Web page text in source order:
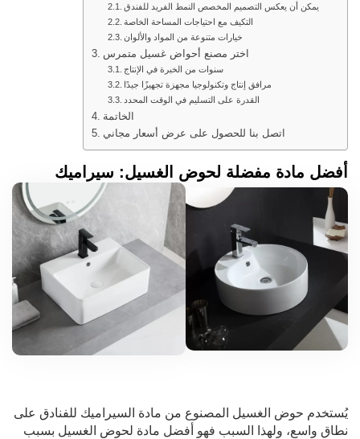
يمكن أن يعكس التصميم المخصص النمط الفريد للفندق
التكيف مع احتياجات المساحة الخاصة
خيارات متنوعة من المواد والألوان
اختر مصنع أحواض غسيل متمرس
سنوات من الخبرة في الإنتاج
مرافق إنتاج وتكنولوجيا مجهزة تجهيزًا جيدًا
القدرة على التسليم في الوقت المحدد
الخاتمة
اتصل بنا للحصول على عرض أسعار مجاني
أفضل مادة مفضلة لحوض الغسيل: سيراميك
يُستخدم حوض الغسيل المصنوع من مادة السيراميك للفنادق على
نطاق واسع، ولهذا السبب فهو أفضل مادة لحوض الغسيل بسبب